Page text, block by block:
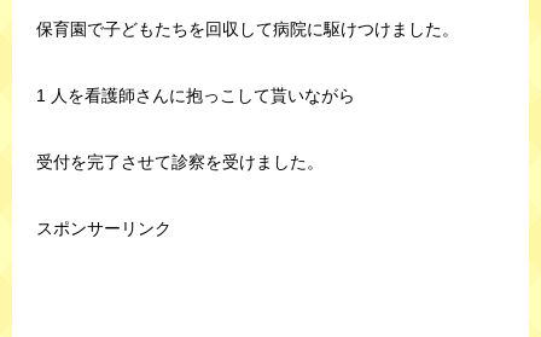
保育園で子どもたちを回収して病院に駆けつけました。
1 人を看護師さんに抱っこして貰いながら
受付を完了させて診察を受けました。
スポンサーリンク